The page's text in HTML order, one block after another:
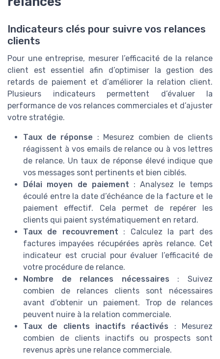
Indicateurs clés pour suivre vos relances
clients
Pour une entreprise, mesurer l’efficacité de la relance
client est essentiel afin d’optimiser la gestion des
retards de paiement et d’améliorer la relation client.
Plusieurs indicateurs permettent d’évaluer la
performance de vos relances commerciales et d’ajuster
votre stratégie.
Taux de réponse : Mesurez combien de clients
réagissent à vos emails de relance ou à vos lettres
de relance. Un taux de réponse élevé indique que
vos messages sont pertinents et bien ciblés.
Délai moyen de paiement : Analysez le temps
écoulé entre la date d’échéance de la facture et le
paiement effectif. Cela permet de repérer les
clients qui paient systématiquement en retard.
Taux de recouvrement : Calculez la part des
factures impayées récupérées après relance. Cet
indicateur est crucial pour évaluer l’efficacité de
votre procédure de relance.
Nombre de relances nécessaires : Suivez
combien de relances clients sont nécessaires
avant d’obtenir un paiement. Trop de relances
peuvent nuire à la relation commerciale.
Taux de clients inactifs réactivés : Mesurez
combien de clients inactifs ou prospects sont
revenus après une relance commerciale.